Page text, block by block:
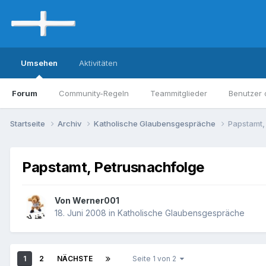
Umsehen
Forum Community-Regeln Teammitglieder Benutzer
Aktivitäten
Startseite Archiv Katholische Glaubensgespräche
Papstamt, Petrusnachfolge
Von Werner001
18. Juni 2008 in Katholische Glaubensgespräche
1 2 NÄCHSTE Seite 1 von 2